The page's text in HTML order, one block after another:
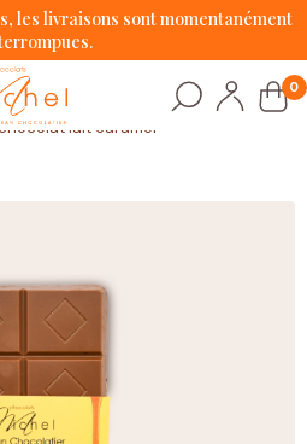
les livraisons sont momentanément
0
lait caramel